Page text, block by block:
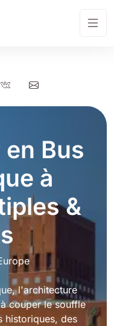
Bus
à
&
l'architecture
couper le souffle
historiques, des